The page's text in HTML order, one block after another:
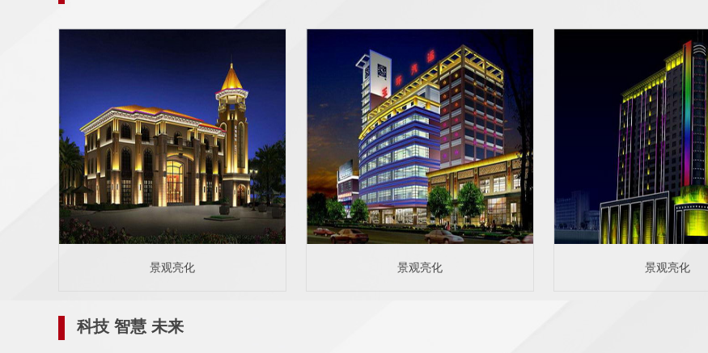
景观亮化 景观亮化 景观亮化
科技 智慧 未来